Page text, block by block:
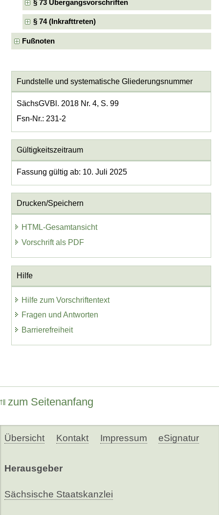
§ 73 Übergangsvorschriften
§ 74 (Inkrafttreten)
Fußnoten
Fundstelle und systematische Gliederungsnummer
SächsGVBl. 2018 Nr. 4, S. 99
Fsn-Nr.: 231-2
Gültigkeitszeitraum
Fassung gültig ab: 10. Juli 2025
Drucken/Speichern
HTML-Gesamtansicht
Vorschrift als PDF
Hilfe
Hilfe zum Vorschriftentext
Fragen und Antworten
Barrierefreiheit
zum Seitenanfang
Übersicht Kontakt Impressum eSignatur
Herausgeber
Sächsische Staatskanzlei